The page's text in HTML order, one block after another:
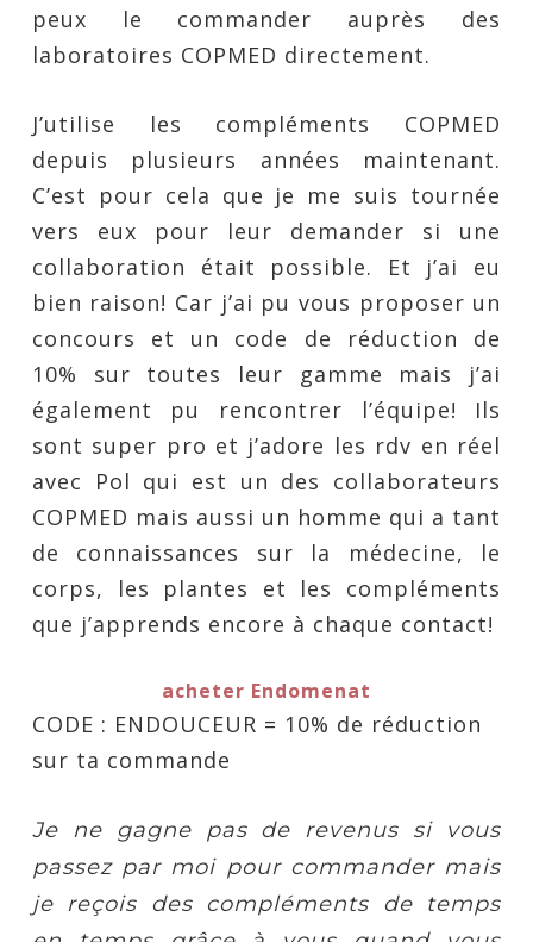
peux le commander auprès des
laboratoires COPMED directement.
J’utilise les compléments COPMED
depuis plusieurs années maintenant.
C’est pour cela que je me suis tournée
vers eux pour leur demander si une
collaboration était possible. Et j’ai eu
bien raison! Car j’ai pu vous proposer un
concours et un code de réduction de
10% sur toutes leur gamme mais j’ai
également pu rencontrer l’équipe! Ils
sont super pro et j’adore les rdv en réel
avec Pol qui est un des collaborateurs
COPMED mais aussi un homme qui a tant
de connaissances sur la médecine, le
corps, les plantes et les compléments
que j’apprends encore à chaque contact!
acheter Endomenat
CODE : ENDOUCEUR = 10% de réduction
sur ta commande
Je ne gagne pas de revenus si vous
passez par moi pour commander mais
je reçois des compléments de temps